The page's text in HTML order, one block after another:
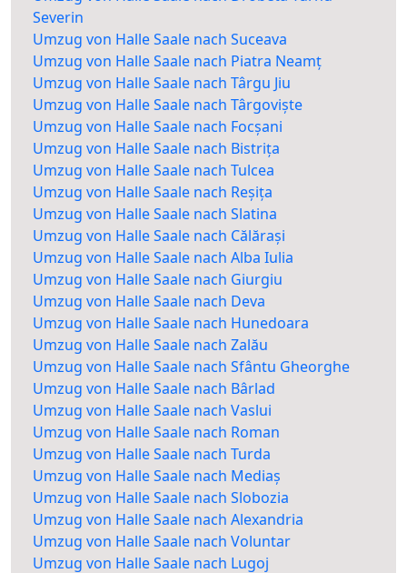
Severin
Umzug von Halle Saale nach Suceava
Umzug von Halle Saale nach Piatra Neamț
Umzug von Halle Saale nach Târgu Jiu
Umzug von Halle Saale nach Târgoviște
Umzug von Halle Saale nach Focșani
Umzug von Halle Saale nach Bistrița
Umzug von Halle Saale nach Tulcea
Umzug von Halle Saale nach Reșița
Umzug von Halle Saale nach Slatina
Umzug von Halle Saale nach Călărași
Umzug von Halle Saale nach Alba Iulia
Umzug von Halle Saale nach Giurgiu
Umzug von Halle Saale nach Deva
Umzug von Halle Saale nach Hunedoara
Umzug von Halle Saale nach Zalău
Umzug von Halle Saale nach Sfântu Gheorghe
Umzug von Halle Saale nach Bârlad
Umzug von Halle Saale nach Vaslui
Umzug von Halle Saale nach Roman
Umzug von Halle Saale nach Turda
Umzug von Halle Saale nach Mediaș
Umzug von Halle Saale nach Slobozia
Umzug von Halle Saale nach Alexandria
Umzug von Halle Saale nach Voluntar
Umzug von Halle Saale nach Lugoj